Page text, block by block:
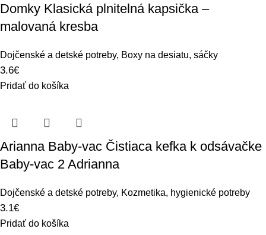
Domky Klasická plnitelná kapsička –
malovaná kresba
Dojčenské a detské potreby, Boxy na desiatu, sáčky
3.6€
Pridať do košíka
Arianna Baby-vac Čistiaca kefka k odsávačke
Baby-vac 2 Adrianna
Dojčenské a detské potreby, Kozmetika, hygienické potreby
3.1€
Pridať do košíka